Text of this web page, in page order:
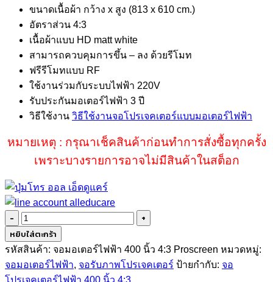
ขนาดเนื้อผ้า กว้าง x สูง (813 x 610 cm.)
อัตราส่วน 4:3
เนื้อผ้าแบบ HD matt white
สามารถควบคุมการขึ้น – ลง ด้วยรีโมท
ฟรีรีโมทแบบ RF
ใช้งานร่วมกับระบบไฟฟ้า 220V
รับประกันมอเตอร์ไฟฟ้า 3 ปี
วิธีใช้งาน วิธีใช้งานจอโปรเจคเตอร์แบบมอเตอร์ไฟฟ้า
หมายเหตุ : กรุณาเช็คสินค้าก่อนทำการสั่งซื้อทุกครั้ง
เพราะบางรายการอาจไม่มีสินค้าในสต็อก
จำนวน
จอ
โปรเจคเตอร์
ไฟฟ้า
400
หยิบใส่ตะกร้า
รหัสสินค้า: จอมอเตอร์ไฟฟ้า 400 นิ้ว 4:3 Proscreen หมวดหมู่:
จอมอเตอร์ไฟฟ้า, จอรับภาพโปรเจคเตอร์ ป้ายกำกับ: จอ
โปรเจคเตอร์ไฟฟ้า 400 นิ้ว 4:3